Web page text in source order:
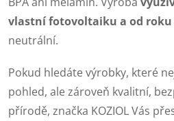
p
i
s
u
vlastní fotovoltaiku a od roku
neutrální.
Pokud hledáte výrobky, které
pohled, ale zároveň kvalitní,
přírodě, značka KOZIOL Vás